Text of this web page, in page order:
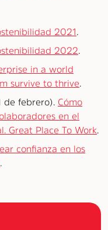
2021
2022
in a world
survive to thrive
de febrero). Cómo
en el
Great Place To Work
confianza en los